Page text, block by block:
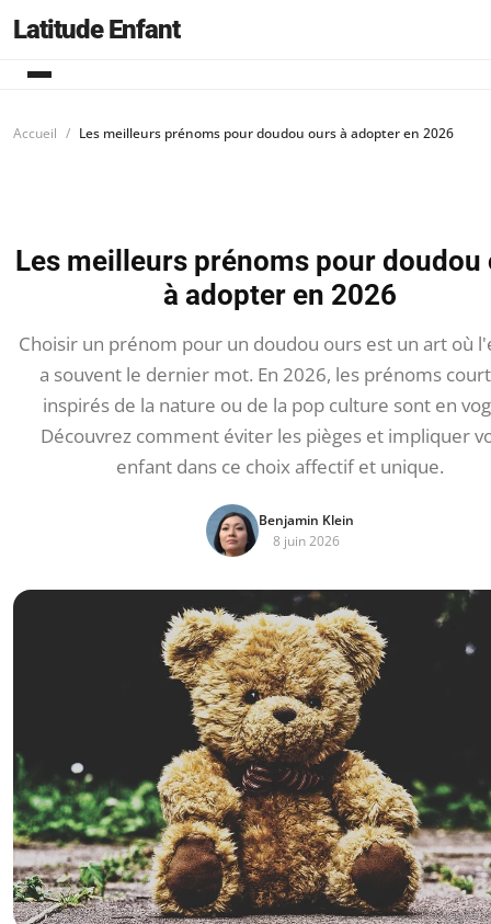
Latitude Enfant
Accueil Les meilleurs prénoms pour doudou ours à adopter en 2026
Les meilleurs prénoms pour doudou
à adopter en 2026
Choisir un prénom pour un doudou ours est un art où
a souvent le dernier mot. En 2026, les prénoms
inspirés de la nature ou de la pop culture sont en
Découvrez comment éviter les pièges et impliquer
enfant dans ce choix affectif et unique.
Benjamin Klein
8 juin 2026